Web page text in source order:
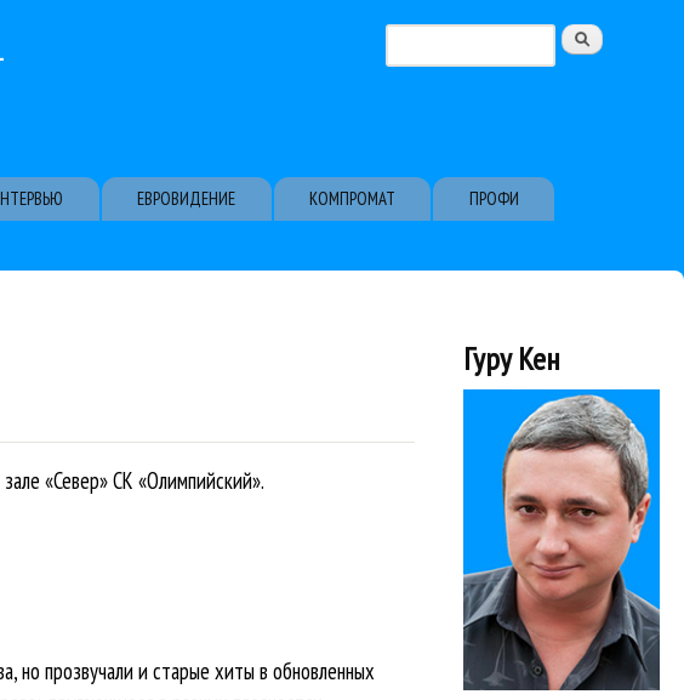
Форма поиска
ЕВРОВИДЕНИЕ КОМПРОМАТ
ПРОФИ
«Север» СК «Олимпийский».
но прозвучали и старые хиты в обновленных
Гуру Кен